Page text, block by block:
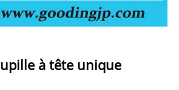
à tête unique